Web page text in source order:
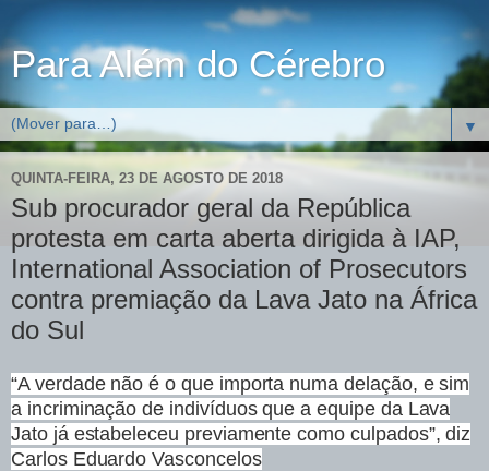
Para Além do Cérebro
▼
QUINTA-FEIRA, 23 DE AGOSTO DE 2018
Sub procurador geral da República
protesta em carta aberta dirigida à IAP,
International Association of Prosecutors
contra premiação da Lava Jato na África
do Sul
“A verdade não é o que importa numa delação, e sim
a incriminação de indivíduos que a equipe da Lava
Jato já estabeleceu previamente como culpados”, diz
Carlos Eduardo Vasconcelos